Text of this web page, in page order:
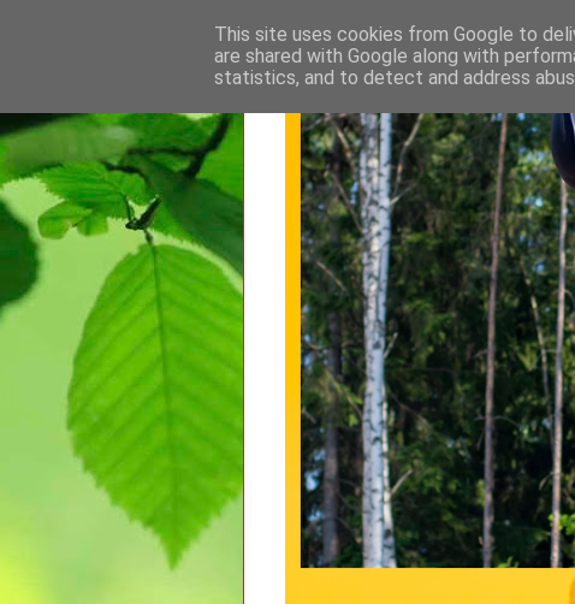
This site uses cookies from Google to
are shared with Google along with
statistics, and to detect and address